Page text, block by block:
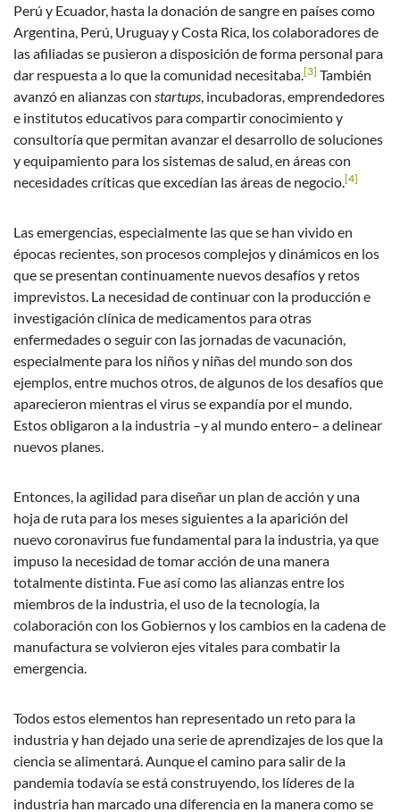
Perú y Ecuador, hasta la donación de sangre en países como
Argentina, Perú, Uruguay y Costa Rica, los colaboradores de
las afiliadas se pusieron a disposición de forma personal para
dar respuesta a lo que la comunidad necesitaba. [3] También
avanzó en alianzas con startups , incubadoras, emprendedores
e institutos educativos para compartir conocimiento y
consultoría que permitan avanzar el desarrollo de soluciones
y equipamiento para los sistemas de salud, en áreas con
necesidades críticas que excedían las áreas de negocio. [4]
Las emergencias, especialmente las que se han vivido en
épocas recientes, son procesos complejos y dinámicos en los
que se presentan continuamente nuevos desafíos y retos
imprevistos. La necesidad de continuar con la producción e
investigación clínica de medicamentos para otras
enfermedades o seguir con las jornadas de vacunación,
especialmente para los niños y niñas del mundo son dos
ejemplos, entre muchos otros, de algunos de los desafíos que
aparecieron mientras el virus se expandía por el mundo.
Estos obligaron a la industria –y al mundo entero– a delinear
nuevos planes.
Entonces, la agilidad para diseñar un plan de acción y una
hoja de ruta para los meses siguientes a la aparición del
nuevo coronavirus fue fundamental para la industria, ya que
impuso la necesidad de tomar acción de una manera
totalmente distinta. Fue así como las alianzas entre los
miembros de la industria, el uso de la tecnología, la
colaboración con los Gobiernos y los cambios en la cadena de
manufactura se volvieron ejes vitales para combatir la
emergencia.
Todos estos elementos han representado un reto para la
industria y han dejado una serie de aprendizajes de los que la
ciencia se alimentará. Aunque el camino para salir de la
pandemia todavía se está construyendo, los líderes de la
industria han marcado una diferencia en la manera como se